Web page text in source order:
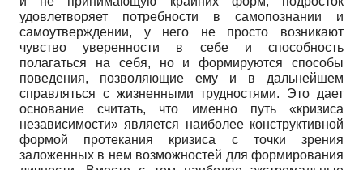
удовлетворяет потребности в самопознании и
самоутверждении, у него не просто возникают
чувство уверенности в себе и способность
полагаться на себя, но и формируются способы
поведения, позволяющие ему и в дальнейшем
справляться с жизненными трудностями. Это дает
основание считать, что именно путь «кризиса
независимости» является наиболее конструктивной
формой протекания кризиса с точки зрения
заложенных в нем возможностей для формирования